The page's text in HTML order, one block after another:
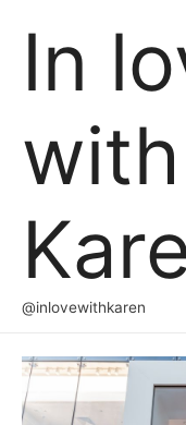
In
with
@inlovewithkaren